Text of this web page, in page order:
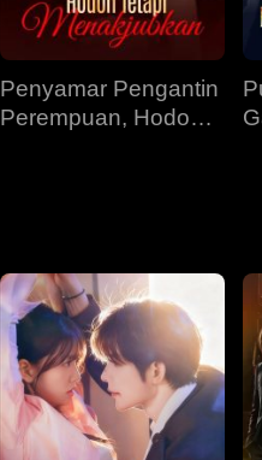
Penyamar Pengantin
Perempuan, Hodoh